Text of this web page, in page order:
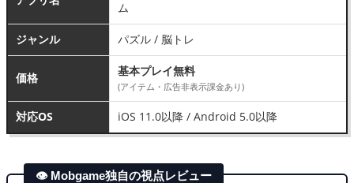
ム
ジャンル パズル / 脳トレ
価格 基本プレイ無料
(アイテム・広告非表示課金あり)
対応OS iOS 11.0以降 / Android 5.0以降
👁 Mobgame独自の視点レビュー